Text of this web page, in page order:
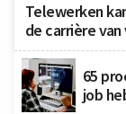
Telewerken
de carrière
65
job